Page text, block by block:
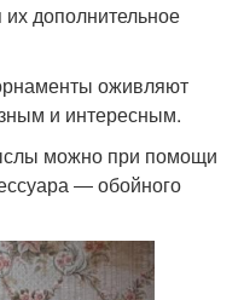
дополнительное
оживляют
и интересным.
можно при помощи
― обойного